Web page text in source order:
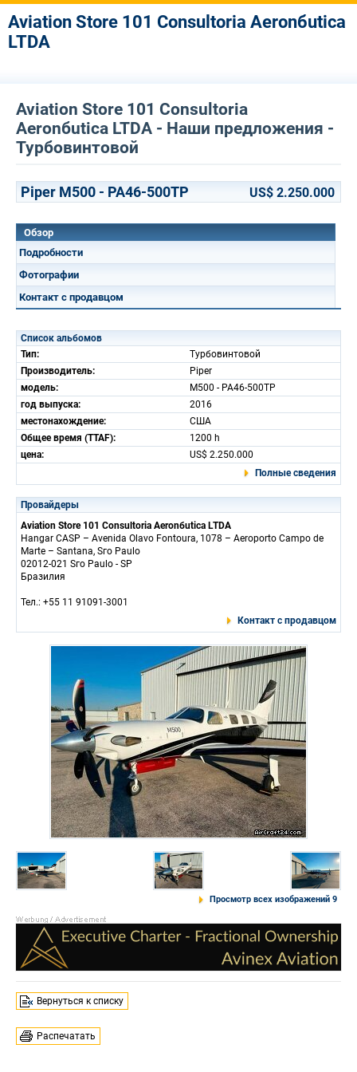
Aviation Store 101 Consultoria Aeronбutica
LTDA
Aviation Store 101 Consultoria
Aeronбutica LTDA - Наши предложения -
Турбовинтовой
Piper M500 - PA46-500TP US$ 2.250.000
Обзор
Подробности
Фотографии
Контакт с продавцом
Список альбомов
Тип:
Турбовинтовой
Производитель:
Piper
модель:
M500 - PA46-500TP
год выпуска:
2016
местонахождение:
США
Общее время (TTAF):
1200 h
цена:
US$ 2.250.000
Полные сведения
Провайдеры
Aviation Store 101 Consultoria Aeronбutica LTDA
Hangar CASP – Avenida Olavo Fontoura, 1078 – Aeroporto Campo de
Marte – Santana, Sгo Paulo
02012-021 Sгo Paulo - SP
Бразилия
Тел.: +55 11 91091-3001
Контакт с продавцом
Просмотр всех изображений 9
Вернуться к списку
Распечатать